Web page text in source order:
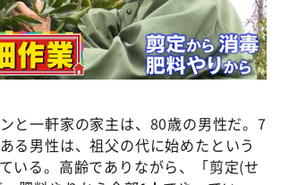
と一軒家の家主は、80歳の男性だ。7
る男性は、祖父の代に始めたという
いる。高齢でありながら、「剪定(せ